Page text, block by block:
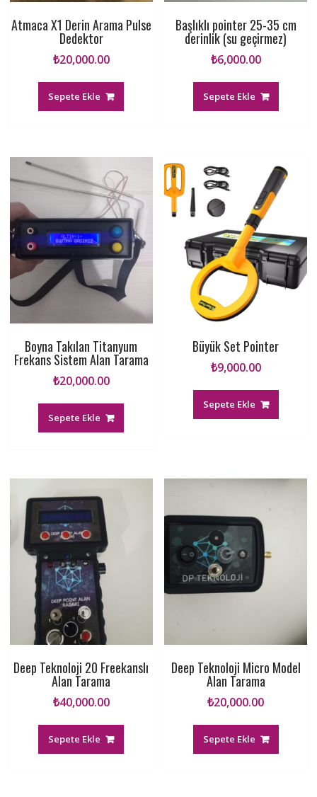
Atmaca X1 Derin Arama Pulse
Dedektor
₺20,000.00
Sepete Ekle
Başlıklı pointer 25-35 cm
derinlik (su geçirmez)
₺6,000.00
Sepete Ekle
Boyna Takılan Titanyum
Frekans Sistem Alan Tarama
₺20,000.00
Sepete Ekle
Büyük Set Pointer
₺9,000.00
Sepete Ekle
Deep Teknoloji 20 Freekanslı
Alan Tarama
₺40,000.00
Sepete Ekle
Deep Teknoloji Micro Model
Alan Tarama
₺20,000.00
Sepete Ekle